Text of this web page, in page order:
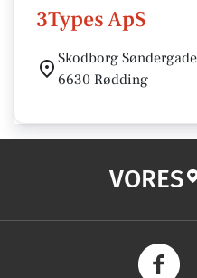
3Types ApS
Skodborg
6630 Rødding
VORES